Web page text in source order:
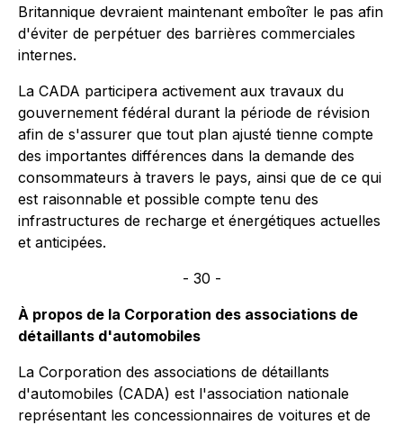
Britannique devraient maintenant emboîter le pas afin
d'éviter de perpétuer des barrières commerciales
internes.
La CADA participera activement aux travaux du
gouvernement fédéral durant la période de révision
afin de s'assurer que tout plan ajusté tienne compte
des importantes différences dans la demande des
consommateurs à travers le pays, ainsi que de ce qui
est raisonnable et possible compte tenu des
infrastructures de recharge et énergétiques actuelles
et anticipées.
- 30 -
À propos de la Corporation des associations de
détaillants d'automobiles
La Corporation des associations de détaillants
d'automobiles (CADA) est l'association nationale
représentant les concessionnaires de voitures et de